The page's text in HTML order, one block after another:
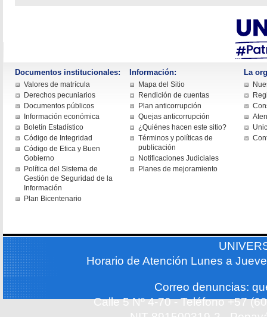
Documentos institucionales:
Valores de matrícula
Derechos pecuniarios
Documentos públicos
Información económica
Boletín Estadístico
Código de Integridad
Código de Etica y Buen
Gobierno
Política del Sistema de
Gestión de Seguridad de la
Información
Plan Bicentenario
Información:
Mapa del Sitio
Rendición de cuentas
Plan anticorrupción
Quejas anticorrupción
¿Quiénes hacen este sitio?
Términos y políticas de
publicación
Notificaciones Judiciales
Planes de mejoramiento
La
Horario de Atención Lunes a
Correo denuncias:
Calle 5 Nº 4-70 - Teléfono +57